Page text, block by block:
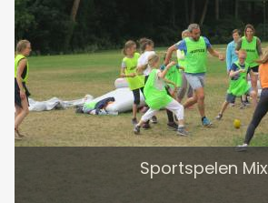
Sportspelen Mix